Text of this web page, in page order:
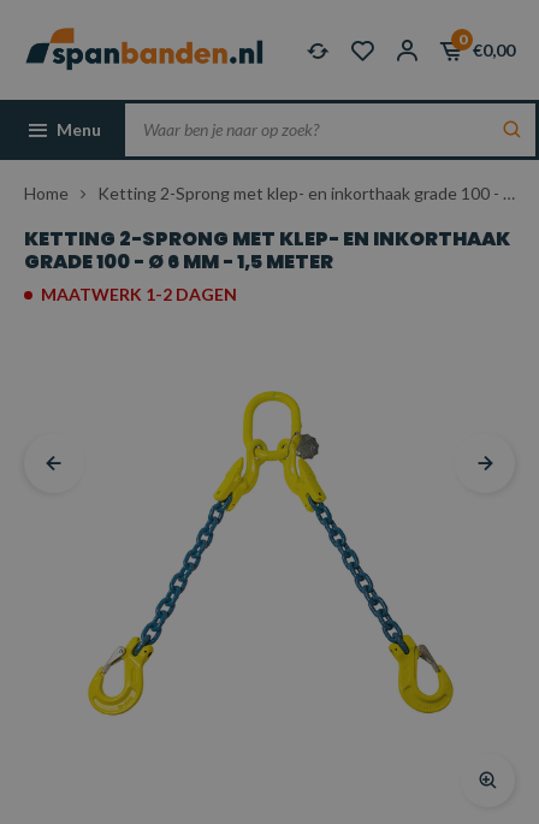
0
€0,00
Menu
Home Ketting 2-Sprong met klep- en inkorthaak grade 100 - Ø 6 mm - 1,5 meter
KETTING 2-SPRONG MET KLEP- EN INKORTHAAK
GRADE 100 - Ø 6 MM - 1,5 METER
MAATWERK 1-2 DAGEN